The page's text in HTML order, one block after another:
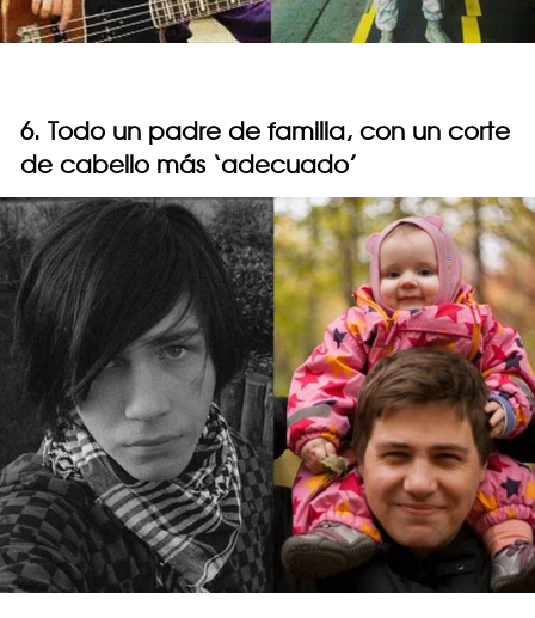
6. Todo un padre de familia, con un corte
de cabello más ‘adecuado’